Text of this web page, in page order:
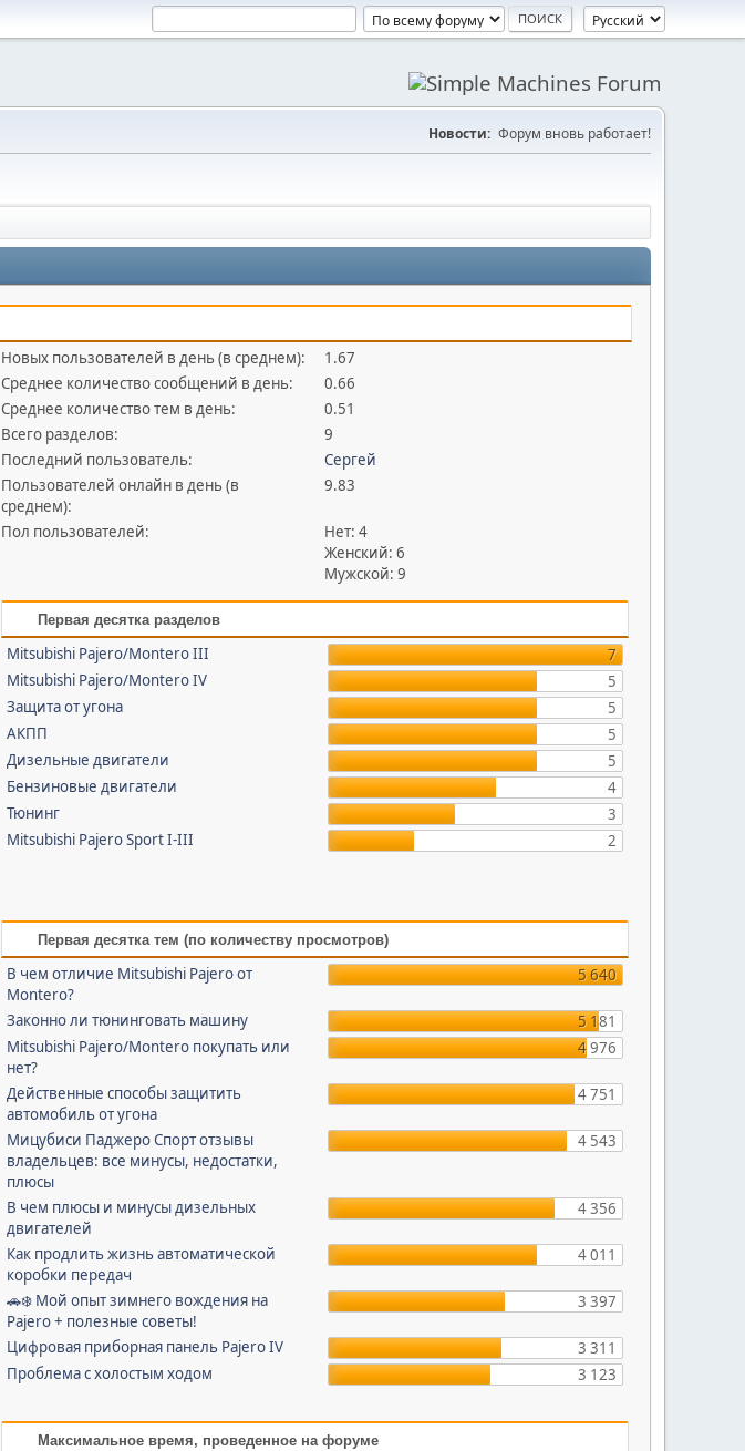
Новости: Форум вновь работает!
Новых пользователей в день (в среднем):
1.67
Среднее количество сообщений в день:
0.66
Среднее количество тем в день:
0.51
Всего разделов:
9
Последний пользователь:
Сергей
Пользователей онлайн в день (в
среднем):
9.83
Пол пользователей:
Нет: 4
Женский: 6
Мужской: 9
Первая десятка разделов
Mitsubishi Pajero/Montero III
7
Mitsubishi Pajero/Montero IV
5
Защита от угона
5
АКПП
5
Дизельные двигатели
5
Бензиновые двигатели
4
Тюнинг
3
Mitsubishi Pajero Sport I-III
2
Первая десятка тем (по количеству просмотров)
В чем отличие Mitsubishi Pajero от
Montero?
5 640
Законно ли тюнинговать машину
5 181
Mitsubishi Pajero/Montero покупать или
нет?
4 976
Действенные способы защитить
автомобиль от угона
4 751
Мицубиси Паджеро Спорт отзывы
владельцев: все минусы, недостатки,
плюсы
4 543
В чем плюсы и минусы дизельных
двигателей
4 356
Как продлить жизнь автоматической
коробки передач
4 011
🚗❄️ Мой опыт зимнего вождения на
Pajero + полезные советы!
3 397
Цифровая приборная панель Pajero IV
3 311
Проблема c холостым ходом
3 123
Максимальное время, проведенное на форуме